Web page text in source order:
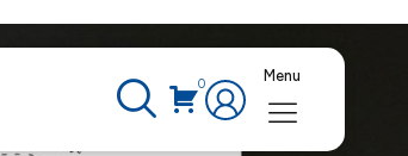
0 Menu